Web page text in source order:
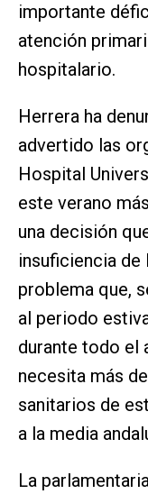
importante
atención
hospitalario.
Herrera ha
advertido las
Hospital
este verano
una decisión
insuficiencia de
problema que,
al periodo
durante todo el
necesita más
sanitarios de
a la media
La